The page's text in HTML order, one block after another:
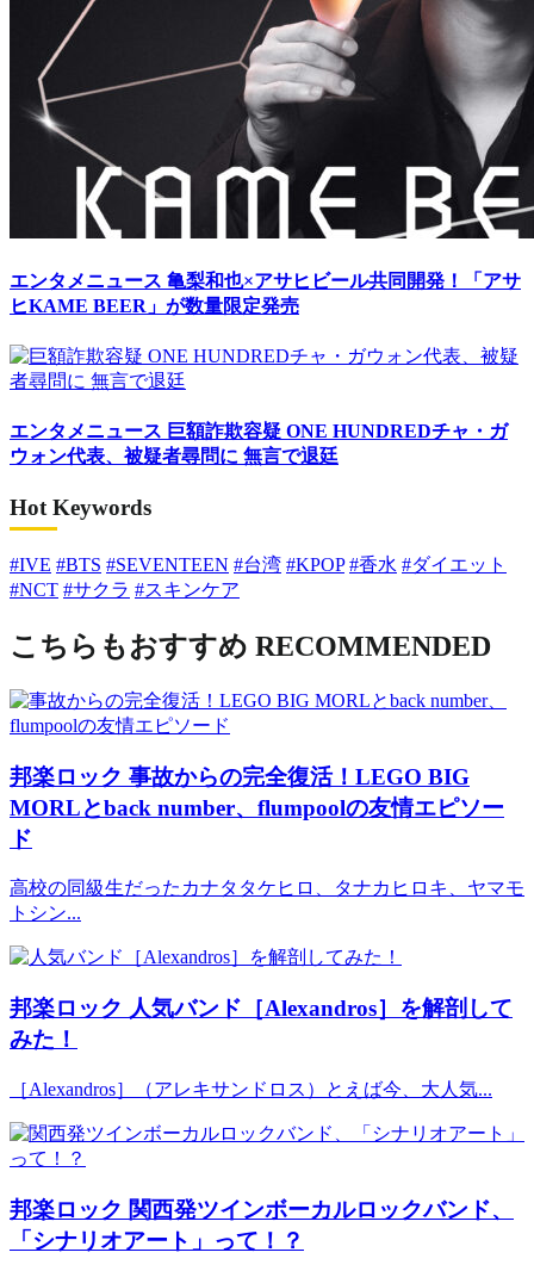
エンタメニュース 亀梨和也×アサヒビール共同開発！「アサ
ヒKAME BEER」が数量限定発売
エンタメニュース 巨額詐欺容疑 ONE HUNDREDチャ・ガ
ウォン代表、被疑者尋問に 無言で退廷
Hot Keywords
#IVE #BTS #SEVENTEEN #台湾 #KPOP #香水 #ダイエット
#NCT #サクラ #スキンケア
こちらもおすすめ RECOMMENDED
邦楽ロック 事故からの完全復活！LEGO BIG
MORLとback number、flumpoolの友情エピソー
ド
高校の同級生だったカナタタケヒロ、タナカヒロキ、ヤマモ
トシン...
邦楽ロック 人気バンド［Alexandros］を解剖して
みた！
［Alexandros］（アレキサンドロス）とえば今、大人気...
邦楽ロック 関西発ツインボーカルロックバンド、
「シナリオアート」って！？